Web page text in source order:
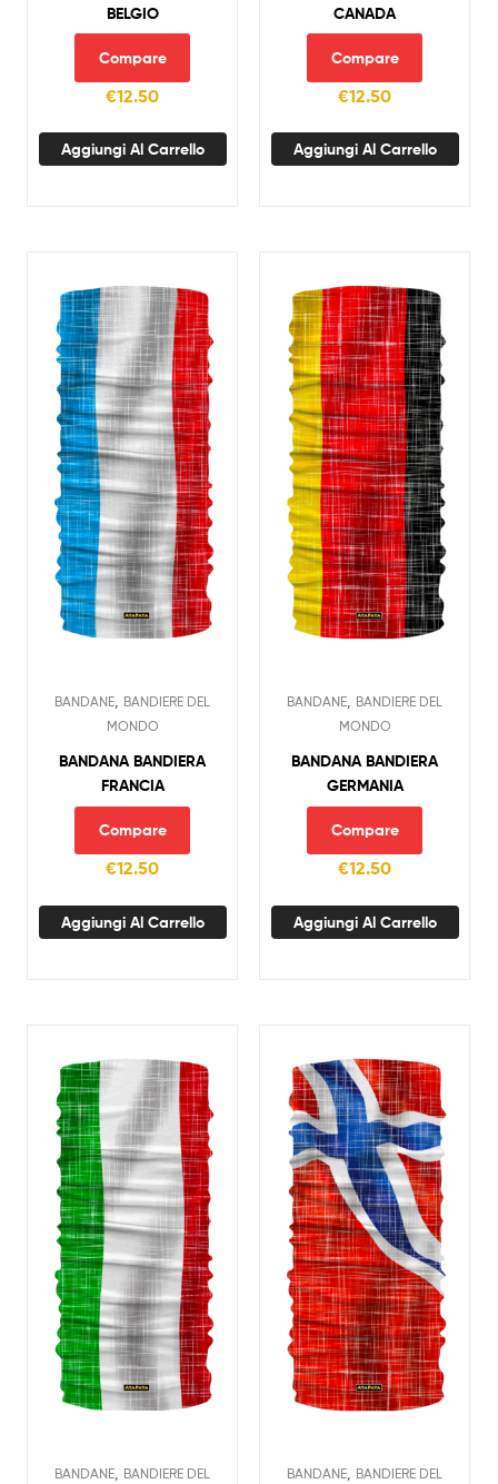
BELGIO
Compare
€12.50
Aggiungi Al Carrello
CANADA
Compare
€12.50
Aggiungi Al Carrello
BANDANE BANDIERE DEL
MONDO
BANDANA BANDIERA
FRANCIA
Compare
€12.50
Aggiungi Al Carrello
BANDANE BANDIERE DEL
MONDO
BANDANA BANDIERA
GERMANIA
Compare
€12.50
Aggiungi Al Carrello
BANDANE BANDIERE DEL
BANDANE BANDIERE DEL